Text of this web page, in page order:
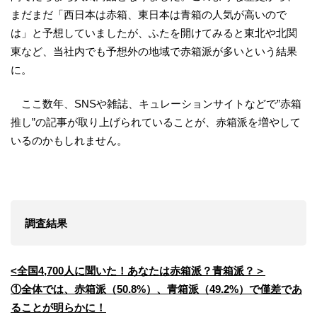
まだまだ「西日本は赤箱、東日本は青箱の人気が高いので
は」と予想していましたが、ふたを開けてみると東北や北関
東など、当社内でも予想外の地域で赤箱派が多いという結果
に。
ここ数年、SNSや雑誌、キュレーションサイトなどで”赤箱
推し”の記事が取り上げられていることが、赤箱派を増やして
いるのかもしれません。
調査結果
<全国4,700人に聞いた！あなたは赤箱派？青箱派？＞
①全体では、赤箱派（50.8%）、青箱派（49.2%）で僅差であ
ることが明らかに！